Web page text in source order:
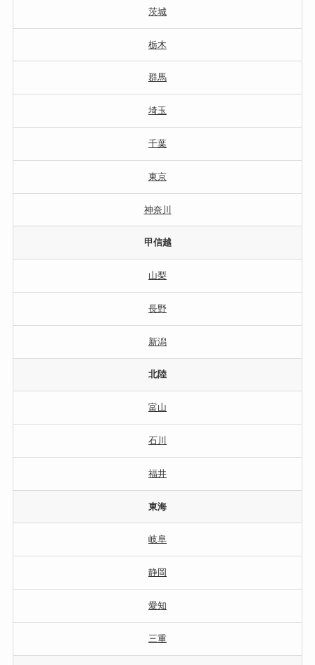
茨城
栃木
群馬
埼玉
千葉
東京
神奈川
甲信越
山梨
長野
新潟
北陸
富山
石川
福井
東海
岐阜
静岡
愛知
三重